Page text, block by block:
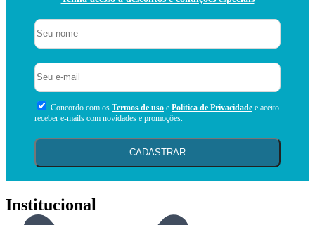
Concordo com os Termos de uso e Politica de Privacidade e aceito
receber e-mails com novidades e promoções.
CADASTRAR
Institucional